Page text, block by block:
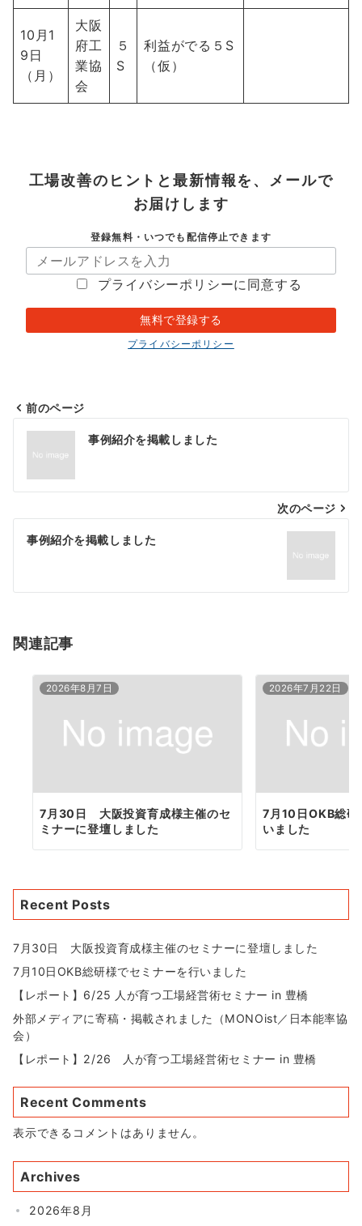
10月1
9日
（月）
大阪
府工
業協
会
５
S
利益がでる５S
（仮）
工場改善のヒントと最新情報を、メールで
お届けします
登録無料・いつでも配信停止できます
プライバシーポリシーに同意する
プライバシーポリシー
投
ナ
ビ
ゲ
シ
ン
前のページ
事例紹介を掲載しました
次のページ
事例紹介を掲載しました
関連記事
2026年8月7日
7月30日 大阪投資育成様主催のセ
ミナーに登壇しました
2026年7月22日
7月10日OKB総研
いました
Recent Posts
7月30日 大阪投資育成様主催のセミナーに登壇しました
7月10日OKB総研様でセミナーを行いました
【レポート】6/25 人が育つ工場経営術セミナー in 豊橋
外部メディアに寄稿・掲載されました（MONOist／日本能率協
会）
【レポート】2/26 人が育つ工場経営術セミナー in 豊橋
Recent Comments
表示できるコメントはありません。
Archives
2026年8月